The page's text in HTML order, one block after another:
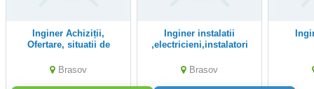
Inginer Achiziții,
Ofertare, situatii de
(Brașov)
Brasov
Inginer instalatii
,electricieni,instalatori
Brasov